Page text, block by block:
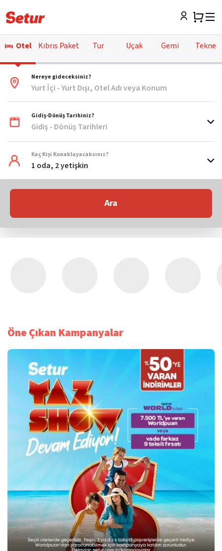
Otel Kıbrıs Paket Tur Uçak Gemi Tekne
Nereye gideceksiniz?
Yurt İçi - Yurt Dışı, Otel Adı veya Konum
Gidiş-Dönüş Tarihiniz?
Gidiş - Dönüş Tarihleri
Kaç Kişi Konaklayacaksınız?
1 oda, 2 yetişkin
Ara
Öne Çıkan Kampanyalar